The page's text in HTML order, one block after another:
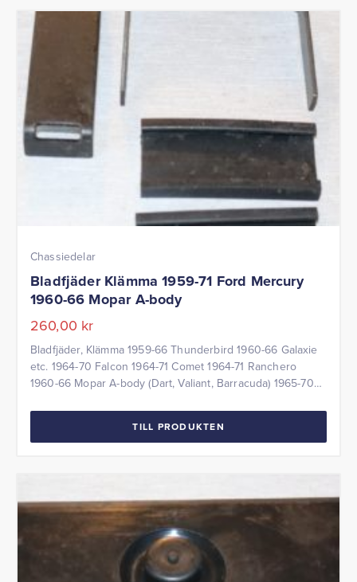
Chassiedelar
Bladfjäder Klämma 1959-71 Ford Mercury
1960-66 Mopar A-body
260,00 kr
Bladfjäder, Klämma 1959-66 Thunderbird 1960-66 Galaxie
etc. 1964-70 Falcon 1964-71 Comet 1964-71 Ranchero
1960-66 Mopar A-body (Dart, Valiant, Barracuda) 1965-70
styck
TILL PRODUKTEN